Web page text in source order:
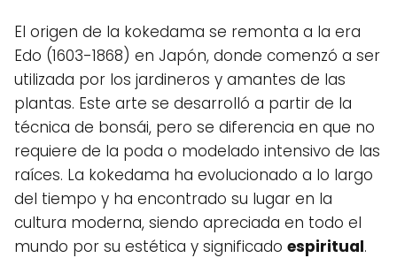
El origen de la kokedama se remonta a la era
Edo (1603-1868) en Japón, donde comenzó a ser
utilizada por los jardineros y amantes de las
plantas. Este arte se desarrolló a partir de la
técnica de bonsái, pero se diferencia en que no
requiere de la poda o modelado intensivo de las
raíces. La kokedama ha evolucionado a lo largo
del tiempo y ha encontrado su lugar en la
cultura moderna, siendo apreciada en todo el
mundo por su estética y significado espiritual.